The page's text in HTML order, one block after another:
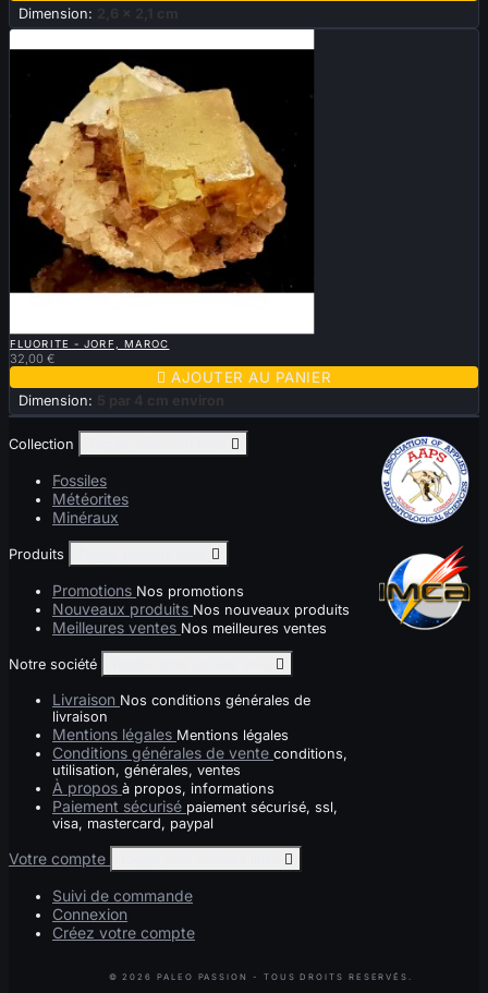
Dimension: 2,6 x 2,1 cm
FLUORITE - JORF, MAROC
32,00 €
 AJOUTER AU PANIER
Dimension: 5 par 4 cm environ
Collection 
Fossiles
Météorites
Minéraux
Produits 
Promotions Nos promotions
Nouveaux produits Nos nouveaux produits
Meilleures ventes Nos meilleures ventes
Notre société 
Livraison Nos conditions générales de
livraison
Mentions légales Mentions légales
Conditions générales de vente conditions,
utilisation, générales, ventes
À propos à propos, informations
Paiement sécurisé paiement sécurisé, ssl,
visa, mastercard, paypal
Votre compte 
Suivi de commande
Connexion
Créez votre compte